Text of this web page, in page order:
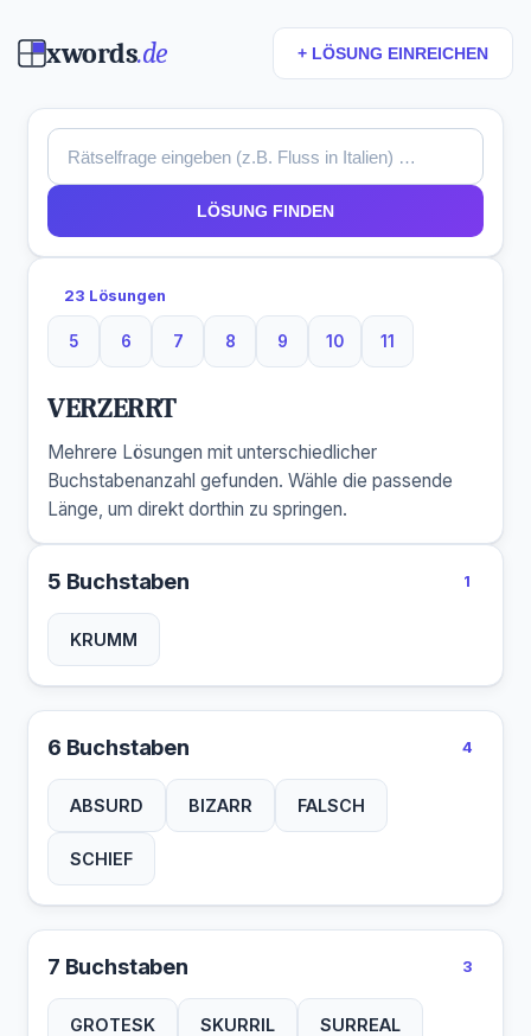
xwords.de + LÖSUNG EINREICHEN
LÖSUNG FINDEN
23 Lösungen
5
5 Buchstaben
6
6 Buchstaben
7
7 Buchstaben
8
8 Buchstaben
9
9 Buchstaben
10
10 Buchstaben
11
11 Buchstaben
VERZERRT
Mehrere Lösungen mit unterschiedlicher
Buchstabenanzahl gefunden. Wähle die passende
Länge, um direkt dorthin zu springen.
5 Buchstaben 1
KRUMM
6 Buchstaben 4
ABSURD BIZARR FALSCH
SCHIEF
7 Buchstaben 3
GROTESK SKURRIL SURREAL